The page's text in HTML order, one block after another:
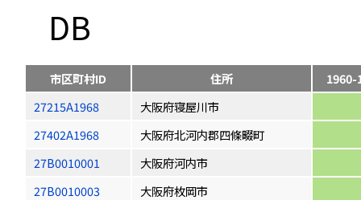
DB
市区町村ID 住所
1960-
27215A1968
大阪府寝屋川市
27402A1968
大阪府北河内郡四條畷町
27B0010001
大阪府河内市
27B0010003
大阪府枚岡市